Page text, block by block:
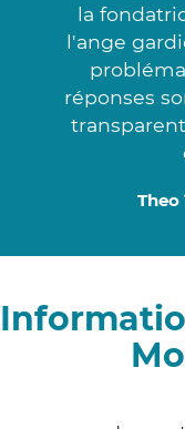
la
l'ange
réponses
Theo